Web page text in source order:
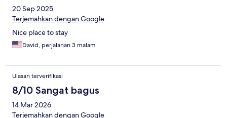
20 Sep 2025
Terjemahkan dengan Google
Nice place to stay
David, perjalanan 3 malam
Ulasan terverifikasi
8/10 Sangat bagus
14 Mar 2026
Terjemahkan dengan Google